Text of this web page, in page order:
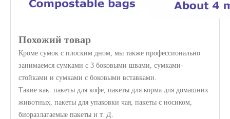
Похожий товар
Кроме сумок с плоским дном, мы также профессионально
занимаемся сумками с 3 боковыми швами, сумками-
стойками и сумками с боковыми вставками.
Такие как: пакеты для кофе, пакеты для корма для домашних
животных, пакеты для упаковки чая, пакеты с носиком,
биоразлагаемые пакеты и т. Д.